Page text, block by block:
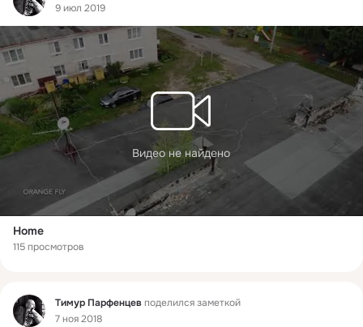
9 июл 2019
Видео не найдено
Home
115 просмотров
Фид Тимур Парфенцев поделился заметкой
7 ноя 2018